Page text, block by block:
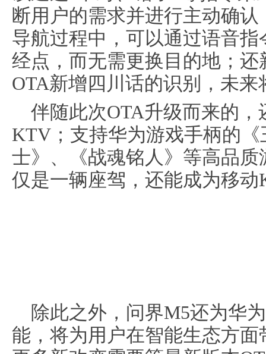
断用户的需求并进行主动确
导航过程中，可以通过语音
经点，而无需更换目的地；
OTA新增四川话的识别，未
伴随此次OTA升级而来的
KTV；支持华为游戏手柄的
士》、《战魂铭人》等高品
仅是一辆座驾，还能成为移
除此之外，问界M5还为华
能，将为用户在智能生态方